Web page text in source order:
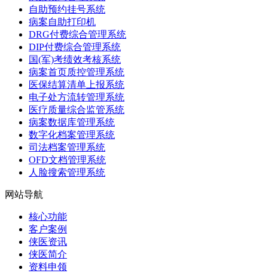
自助预约挂号系统
病案自助打印机
DRG付费综合管理系统
DIP付费综合管理系统
国(军)考绩效考核系统
病案首页质控管理系统
医保结算清单上报系统
电子处方流转管理系统
医疗质量综合监管系统
病案数据库管理系统
数字化档案管理系统
司法档案管理系统
OFD文档管理系统
人脸搜索管理系统
网站导航
核心功能
客户案例
侠医资讯
侠医简介
资料申领